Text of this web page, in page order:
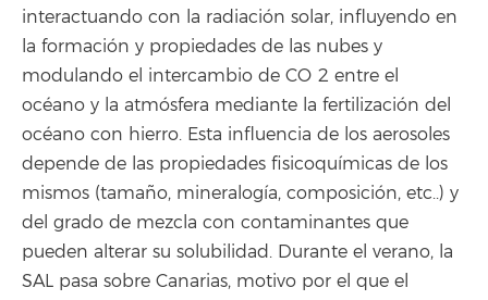
interactuando con la radiación solar, influyendo en
la formación y propiedades de las nubes y
modulando el intercambio de CO 2 entre el
océano y la atmósfera mediante la fertilización del
océano con hierro. Esta influencia de los aerosoles
depende de las propiedades fisicoquímicas de los
mismos (tamaño, mineralogía, composición, etc..) y
del grado de mezcla con contaminantes que
pueden alterar su solubilidad. Durante el verano, la
SAL pasa sobre Canarias, motivo por el que el